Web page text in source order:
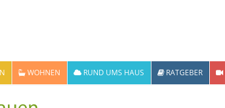
WOHNEN RUND UMS HAUS RATGEBER